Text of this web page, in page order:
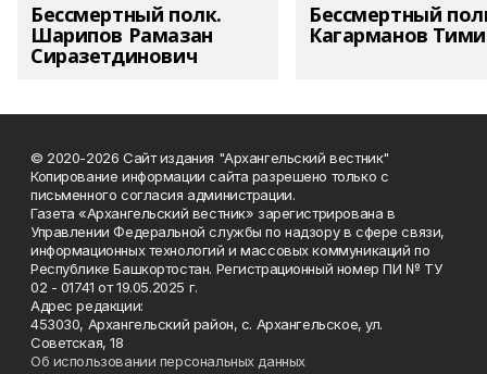
Бессмертный полк.
Шарипов Рамазан
Сиразетдинович
Бессмертный
Кагарманов
© 2020-2026 Сайт издания "Архангельский вестник"
Копирование информации сайта разрешено только с
письменного согласия администрации.
Газета «Архангельский вестник» зарегистрирована в
Управлении Федеральной службы по надзору в сфере связи,
информационных технологий и массовых коммуникаций по
Республике Башкортостан. Регистрационный номер ПИ № ТУ
02 - 01741 от 19.05.2025 г.
Адрес редакции:
453030, Архангельский район, с. Архангельское, ул.
Советская, 18
Об использовании персональных данных